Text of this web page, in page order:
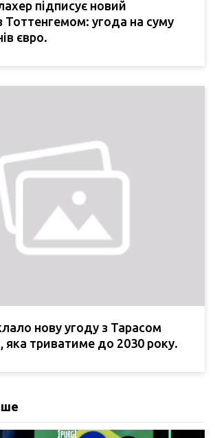
підписує новий
Тоттенгемом: угода на суму
євро.
нову угоду з Тарасом
триватиме до 2030 року.